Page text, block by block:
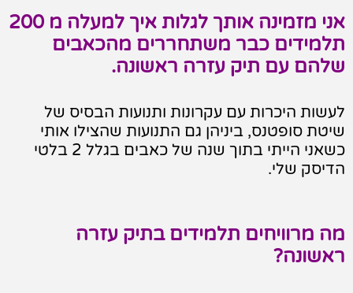
אני מזמינה אותך לגלות איך למעלה מ 200
תלמידים כבר משתחררים מהכאבים
שלהם עם תיק עזרה ראשונה.
לעשות היכרות עם עקרונות ותנועות הבסיס של
שיטת סופטנס, ביניהן גם התנועות שהצילו אותי
כשאני הייתי בתוך שנה של כאבים בגלל 2 בלטי
הדיסק שלי.
מה מרוויחים תלמידים בתיק עזרה
ראשונה?